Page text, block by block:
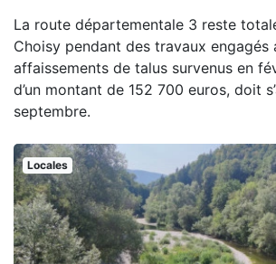
La route départementale 3 reste
Choisy pendant des travaux engagés
affaissements de talus survenus en
d’un montant de 152 700 euros, doit
septembre.
Locales